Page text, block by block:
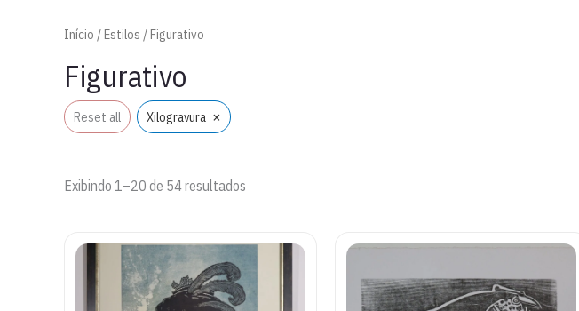
Início /Estilos / Figurativo
Figurativo
Reset all Xilogravura ×
Exibindo 1–20 de 54 resultados